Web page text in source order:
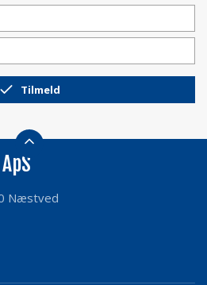
Tilmeld
Næstved